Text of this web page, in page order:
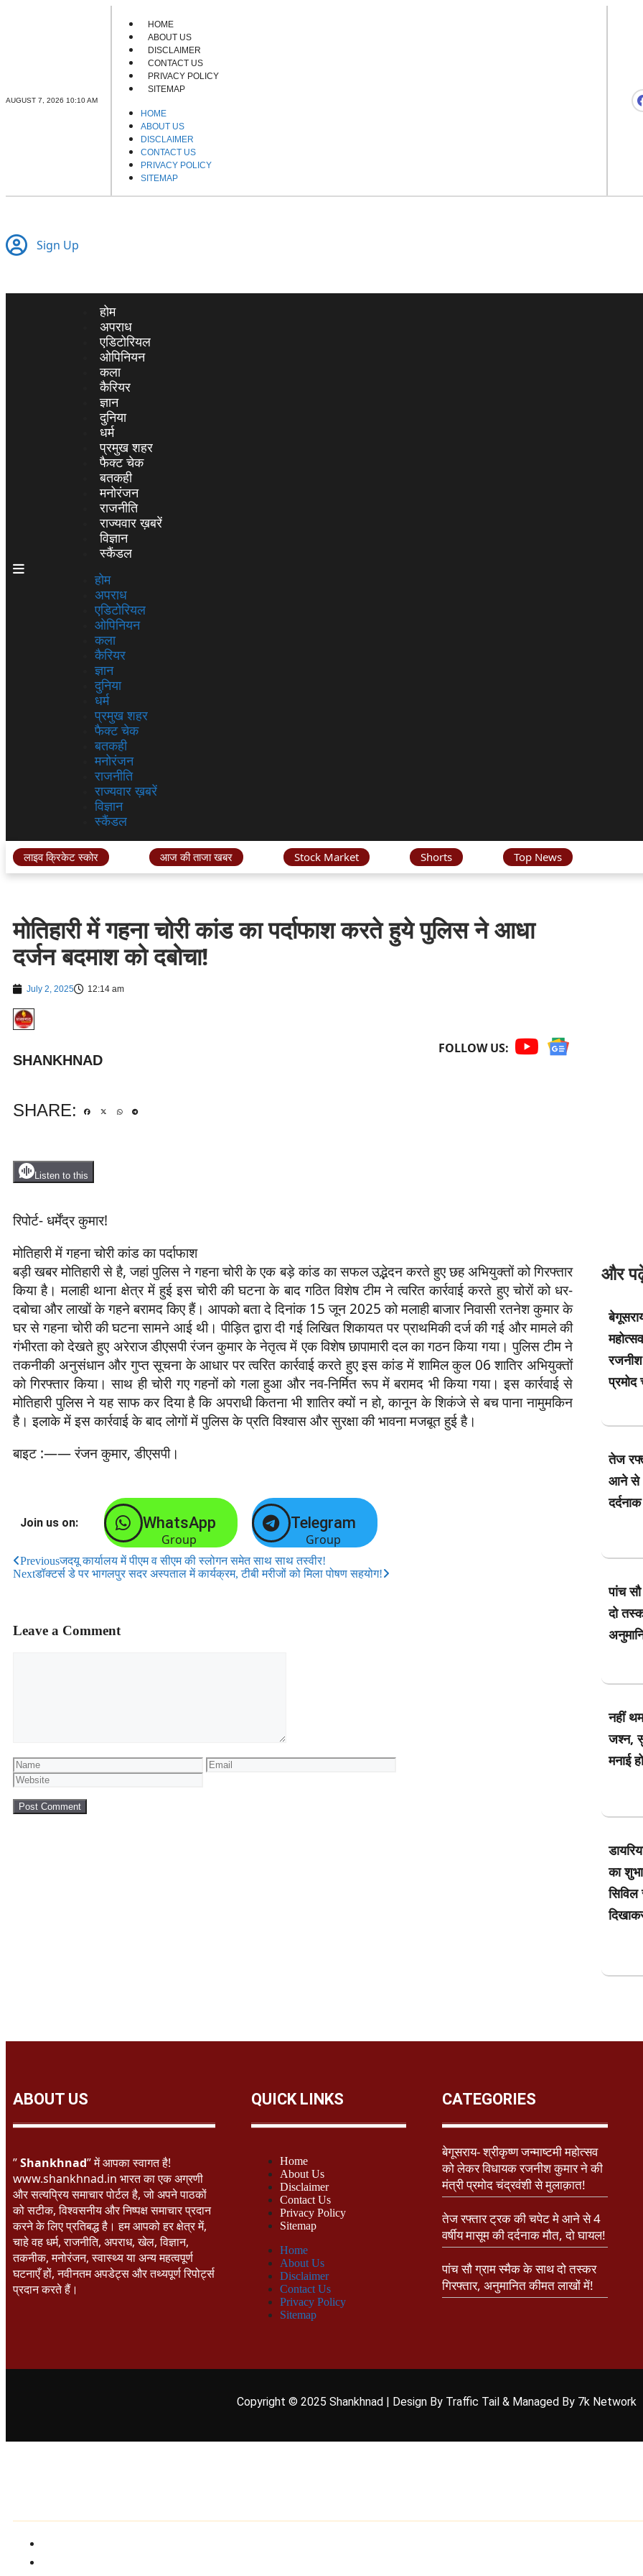
AUGUST 7, 2026 10:10 AM
HOME
ABOUT US
DISCLAIMER
CONTACT US
PRIVACY POLICY
SITEMAP
HOME
ABOUT US
DISCLAIMER
CONTACT US
PRIVACY POLICY
SITEMAP
Sign Up
होम
अपराध
एडिटोरियल
ओपिनियन
कला
कैरियर
ज्ञान
दुनिया
धर्म
प्रमुख शहर
फैक्ट चेक
बतकही
मनोरंजन
राजनीति
राज्यवार ख़बरें
विज्ञान
स्कैंडल
होम
अपराध
एडिटोरियल
ओपिनियन
कला
कैरियर
ज्ञान
दुनिया
धर्म
प्रमुख शहर
फैक्ट चेक
बतकही
मनोरंजन
राजनीति
राज्यवार ख़बरें
विज्ञान
स्कैंडल
लाइव क्रिकेट स्कोर आज की ताजा खबर Stock Market Shorts Top News
मोतिहारी में गहना चोरी कांड का पर्दाफाश करते हुये पुलिस ने आधा
दर्जन बदमाश को दबोचा!
July 2, 2025 12:14 am
SHANKHNAD
FOLLOW US:
SHARE:
Listen to this
रिपोर्ट- धर्मेंद्र कुमार!
मोतिहारी में गहना चोरी कांड का पर्दाफाश
बड़ी खबर मोतिहारी से है, जहां पुलिस ने गहना चोरी के एक बड़े कांड का सफल उद्भेदन करते हुए छह अभियुक्तों को गिरफ्तार
किया है। मलाही थाना क्षेत्र में हुई इस चोरी की घटना के बाद गठित विशेष टीम ने त्वरित कार्रवाई करते हुए चोरों को धर-
दबोचा और लाखों के गहने बरामद किए हैं। आपको बता दे दिनांक 15 जून 2025 को मलाही बाजार निवासी रतनेश कुमार के
घर से गहना चोरी की घटना सामने आई थी। पीड़ित द्वारा दी गई लिखित शिकायत पर प्राथमिकी दर्ज की गई और मामले की
गंभीरता को देखते हुए अरेराज डीएसपी रंजन कुमार के नेतृत्व में एक विशेष छापामारी दल का गठन किया गया। पुलिस टीम ने
तकनीकी अनुसंधान और गुप्त सूचना के आधार पर त्वरित कार्रवाई करते हुए इस कांड में शामिल कुल 06 शातिर अभियुक्तों
को गिरफ्तार किया। साथ ही चोरी गए गहनों को गला हुआ और नव-निर्मित रूप में बरामद भी किया गया। इस कार्रवाई से
मोतिहारी पुलिस ने यह साफ कर दिया है कि अपराधी कितना भी शातिर क्यों न हो, कानून के शिकंजे से बच पाना नामुमकिन
है। इलाके में इस कार्रवाई के बाद लोगों में पुलिस के प्रति विश्वास और सुरक्षा की भावना मजबूत हुई है।
बाइट :—— रंजन कुमार, डीएसपी।
Join us on: WhatsApp
Group
Telegram
Group
Previousजदयू कार्यालय में पीएम व सीएम की स्लोगन समेत साथ साथ तस्वीर!
Nextडॉक्टर्स डे पर भागलपुर सदर अस्पताल में कार्यक्रम, टीबी मरीजों को मिला पोषण सहयोग!
Leave a Comment
और
तेज
आने से
पांच
दो
नहीं
जश्न,
मनाई
का
सिविल
ABOUT US
”Shankhnad” में आपका स्वागत है!
www.shankhnad.in भारत का एक अग्रणी
और सत्यप्रिय समाचार पोर्टल है, जो अपने पाठकों
को सटीक, विश्वसनीय और निष्पक्ष समाचार प्रदान
करने के लिए प्रतिबद्ध है। हम आपको हर क्षेत्र में,
चाहे वह धर्म, राजनीति, अपराध, खेल, विज्ञान,
तकनीक, मनोरंजन, स्वास्थ्य या अन्य महत्वपूर्ण
घटनाएँ हों, नवीनतम अपडेट्स और तथ्यपूर्ण रिपोर्ट्स
प्रदान करते हैं।
QUICK LINKS
Home
About Us
Disclaimer
Contact Us
Privacy Policy
Sitemap
Home
About Us
Disclaimer
Contact Us
Privacy Policy
Sitemap
CATEGORIES
बेगूसराय- श्रीकृष्ण जन्माष्टमी महोत्सव
को लेकर विधायक रजनीश कुमार ने की
मंत्री प्रमोद चंद्रवंशी से मुलाक़ात!
तेज रफ्तार ट्रक की चपेट मे आने से 4
वर्षीय मासूम की दर्दनाक मौत, दो घायल!
पांच सौ ग्राम स्मैक के साथ दो तस्कर
गिरफ्तार, अनुमानित कीमत लाखों में!
Copyright © 2025 Shankhnad | Design By Traffic Tail & Managed By 7k Network